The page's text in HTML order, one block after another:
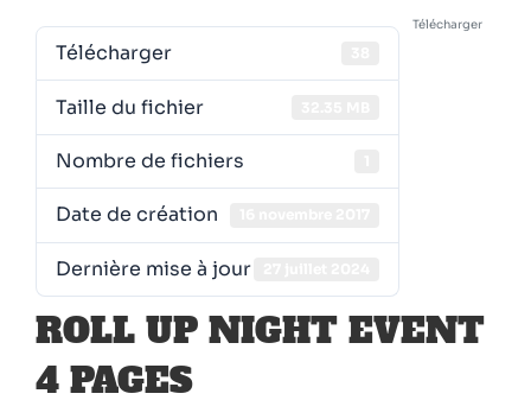
Télécharger
Télécharger
Taille du fichier
Nombre de fichiers
Date de création
Dernière mise à jour
ROLL UP NIGHT EVENT
4 PAGES